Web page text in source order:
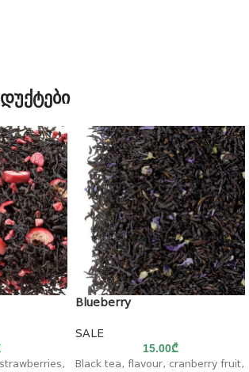
Blueberry
SALE
15.00₾
Black tea, flavour, cranberry fruit,